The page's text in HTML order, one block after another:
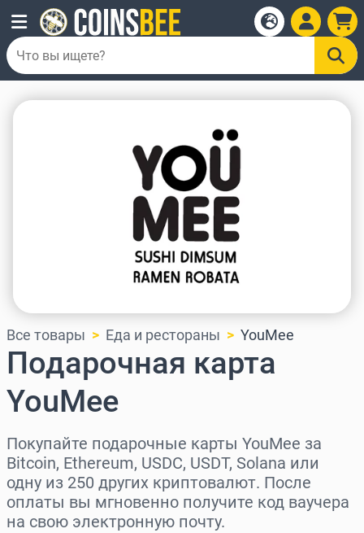
Все товары Еда и рестораны YouMee
Подарочная карта
YouMee
Покупайте подарочные карты YouMee за
Bitcoin, Ethereum, USDC, USDT, Solana или
одну из 250 других криптовалют. После
оплаты вы мгновенно получите код ваучера
на свою электронную почту.